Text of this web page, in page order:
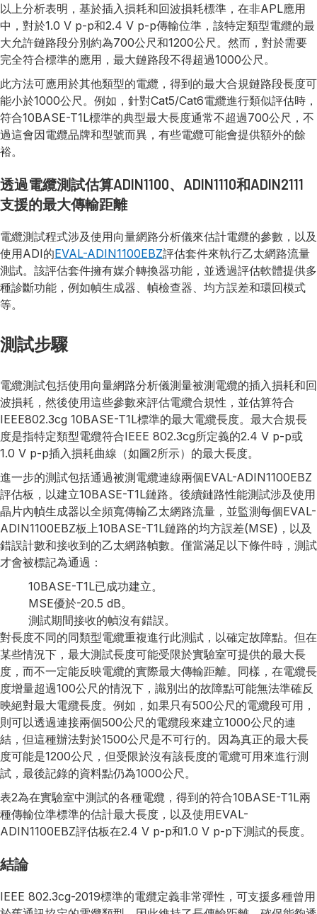
以上分析表明，基於插入損耗和回波損耗標準，在非APL應用
中，對於1.0 V p-p和2.4 V p-p傳輸位準，該特定類型電纜的最
大允許鏈路段分別約為700公尺和1200公尺。然而，對於需要
完全符合標準的應用，最大鏈路段不得超過1000公尺。
此方法可應用於其他類型的電纜，得到的最大合規鏈路段長度可
能小於1000公尺。例如，針對Cat5/Cat6電纜進行類似評估時，
符合10BASE-T1L標準的典型最大長度通常不超過700公尺，不
過這會因電纜品牌和型號而異，有些電纜可能會提供額外的餘
裕。
透過電纜測試估算ADIN1100、ADIN1110和ADIN2111
支援的最大傳輸距離
電纜測試程式涉及使用向量網路分析儀來估計電纜的參數，以及
使用ADI的EVAL-ADIN1100EBZ評估套件來執行乙太網路流量
測試。該評估套件擁有媒介轉換器功能，並透過評估軟體提供多
種診斷功能，例如幀生成器、幀檢查器、均方誤差和環回模式
等。
測試步驟
電纜測試包括使用向量網路分析儀測量被測電纜的插入損耗和回
波損耗，然後使用這些參數來評估電纜合規性，並估算符合
IEEE802.3cg 10BASE-T1L標準的最大電纜長度。最大合規長
度是指特定類型電纜符合IEEE 802.3cg所定義的2.4 V p-p或
1.0 V p-p插入損耗曲線（如圖2所示）的最大長度。
進一步的測試包括通過被測電纜連線兩個EVAL-ADIN1100EBZ
評估板，以建立10BASE-T1L鏈路。後續鏈路性能測試涉及使用
晶片內幀生成器以全頻寬傳輸乙太網路流量，並監測每個EVAL-
ADIN1100EBZ板上10BASE-T1L鏈路的均方誤差(MSE)，以及
錯誤計數和接收到的乙太網路幀數。僅當滿足以下條件時，測試
才會被標記為通過：
10BASE-T1L已成功建立。
MSE優於-20.5 dB。
測試期間接收的幀沒有錯誤。
對長度不同的同類型電纜重複進行此測試，以確定故障點。但在
某些情況下，最大測試長度可能受限於實驗室可提供的最大長
度，而不一定能反映電纜的實際最大傳輸距離。同樣，在電纜長
度增量超過100公尺的情況下，識別出的故障點可能無法準確反
映絕對最大電纜長度。例如，如果只有500公尺的電纜段可用，
則可以透過連接兩個500公尺的電纜段來建立1000公尺的連
結，但這種辦法對於1500公尺是不可行的。因為真正的最大長
度可能是1200公尺，但受限於沒有該長度的電纜可用來進行測
試，最後記錄的資料點仍為1000公尺。
表2為在實驗室中測試的各種電纜，得到的符合10BASE-T1L兩
種傳輸位準標準的估計最大長度，以及使用EVAL-
ADIN1100EBZ評估板在2.4 V p-p和1.0 V p-p下測試的長度。
結論
IEEE 802.3cg-2019標準的電纜定義非常彈性，可支援多種曾用